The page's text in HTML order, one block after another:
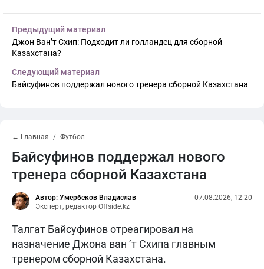
Предыдущий материал
Джон Ван’т Схип: Подходит ли голландец для сборной
Казахстана?
Следующий материал
Байсуфинов поддержал нового тренера сборной Казахстана
← Главная Футбол
Байсуфинов поддержал нового
тренера сборной Казахстана
Автор: Умербеков Владислав
Эксперт, редактор Offside.kz
07.08.2026, 12:20
Талгат Байсуфинов отреагировал на
назначение Джона ван ’т Схипа главным
тренером сборной Казахстана.